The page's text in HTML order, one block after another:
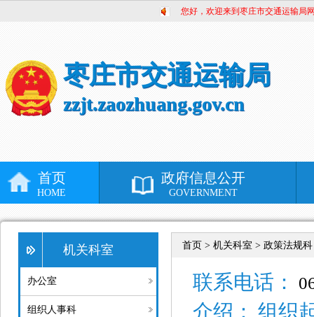
您好，欢迎来到枣庄市交通运输局
枣庄市交通运输局
zzjt.zaozhuang.gov.cn
首页
HOME
政府信息公开
GOVERNMENT
机关科室
办公室
组织人事科
首页 > 机关科室 > 政策法规科
联系电话：
介绍： 组织